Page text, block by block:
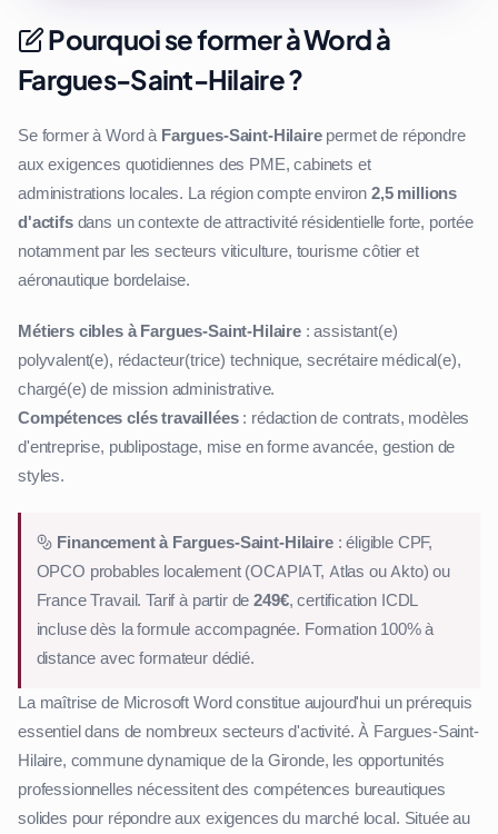
Pourquoi se former à Word à
Fargues-Saint-Hilaire ?
Se former à Word à Fargues-Saint-Hilairepermet de répondre
aux exigences quotidiennes des PME, cabinets et
administrations locales. La région compte environ 2,5 millions
d'actifsdans un contexte de attractivité résidentielle forte, portée
notamment par les secteurs viticulture, tourisme côtier et
aéronautique bordelaise.
Métiers cibles à Fargues-Saint-Hilaire: assistant(e)
polyvalent(e), rédacteur(trice) technique, secrétaire médical(e),
chargé(e) de mission administrative.
Compétences clés travaillées: rédaction de contrats, modèles
d'entreprise, publipostage, mise en forme avancée, gestion de
styles.
Financement à Fargues-Saint-Hilaire: éligible CPF,
OPCO probables localement (OCAPIAT, Atlas ou Akto) ou
France Travail. Tarif à partir de249€, certification ICDL
incluse dès la formule accompagnée. Formation 100% à
distance avec formateur dédié.
La maîtrise de Microsoft Word constitue aujourd'hui un prérequis
essentiel dans de nombreux secteurs d'activité. À Fargues-Saint-
Hilaire, commune dynamique de la Gironde, les opportunités
professionnelles nécessitent des compétences bureautiques
solides pour répondre aux exigences du marché local. Située au